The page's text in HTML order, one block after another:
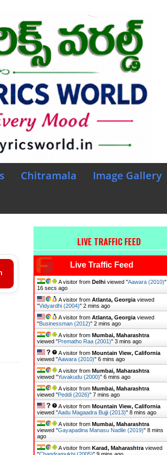
Chitramala Image Gallery
LIVE TRAFFIC FEED
Live Traffic Feed
A visitor from Delhiviewed "Aawara (2010)"
17 secs ago
A visitor from Atlanta, Georgiaviewed
"Vidyardhi (2004)" 2 mins ago
A visitor from Atlanta, Georgiaviewed
"Businessman (2012)" 2 mins ago
A visitor from Mumbai, Maharashtra
viewed "Prematho Raa (2001)" 3 mins ago
A visitor from Mountain View, California
viewed "Aawara (2010)" 6 mins ago
A visitor from Mumbai, Maharashtra
viewed "Yuvakudu (2000)" 6 mins ago
A visitor from Mumbai, Maharashtra
viewed "Peddi (2026)" 7 mins ago
A visitor from Mountain View, California
viewed "Aadu Magaadra Bujji (2013)" 8 mins ago
A visitor from Mumbai, Maharashtra
viewed "Gayapadina Manasu Nadile (2019)" 8 mins
ago
A visitor from Karad, Maharashtraviewed